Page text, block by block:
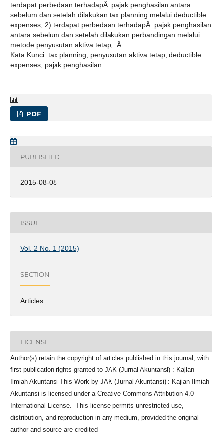
terdapat perbedaan terhadapÂ pajak penghasilan antara
sebelum dan setelah dilakukan tax planning melalui deductible
expenses, 2) terdapat perbedaan terhadapÂ pajak penghasilan
antara sebelum dan setelah dilakukan perbandingan melalui
metode penyusutan aktiva tetap,. Â
Kata Kunci: tax planning, penyusutan aktiva tetap, deductible
expenses, pajak penghasilan
PDF
PUBLISHED
2015-08-08
ISSUE
Vol. 2 No. 1 (2015)
SECTION
Articles
LICENSE
Author(s) retain the copyright of articles published in this journal, with
first publication rights granted to JAK (Jurnal Akuntansi) : Kajian
Ilmiah Akuntansi This Work by JAK (Jurnal Akuntansi) : Kajian Ilmiah
Akuntansi is licensed under a Creative Commons Attribution 4.0
International License. This license permits unrestricted use,
distribution, and reproduction in any medium, provided the original
author and source are credited